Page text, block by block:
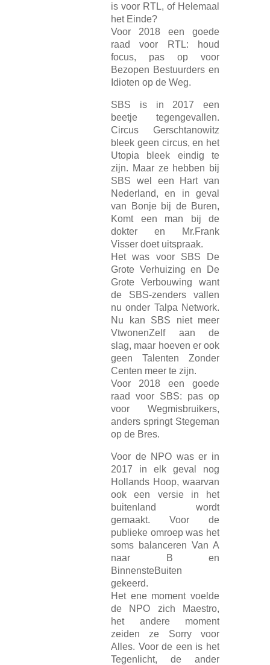
is voor RTL, of Helemaal
het Einde?
Voor 2018 een goede
raad voor RTL: houd
focus, pas op voor
Bezopen Bestuurders en
Idioten op de Weg.
SBS is in 2017 een
beetje tegengevallen.
Circus Gerschtanowitz
bleek geen circus, en het
Utopia bleek eindig te
zijn. Maar ze hebben bij
SBS wel een Hart van
Nederland, en in geval
van Bonje bij de Buren,
Komt een man bij de
dokter en Mr.Frank
Visser doet uitspraak.
Het was voor SBS De
Grote Verhuizing en De
Grote Verbouwing want
de SBS-zenders vallen
nu onder Talpa Network.
Nu kan SBS niet meer
VtwonenZelf aan de
slag, maar hoeven er ook
geen Talenten Zonder
Centen meer te zijn.
Voor 2018 een goede
raad voor SBS: pas op
voor Wegmisbruikers,
anders springt Stegeman
op de Bres.
Voor de NPO was er in
2017 in elk geval nog
Hollands Hoop, waarvan
ook een versie in het
buitenland wordt
gemaakt. Voor de
publieke omroep was het
soms balanceren Van A
naar B en
BinnensteBuiten
gekeerd.
Het ene moment voelde
de NPO zich Maestro,
het andere moment
zeiden ze Sorry voor
Alles. Voor de een is het
Tegenlicht, de ander